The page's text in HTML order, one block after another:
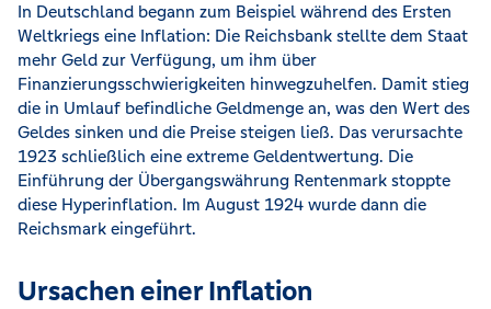
In Deutschland begann zum Beispiel während des Ersten
Weltkriegs eine Inflation: Die Reichsbank stellte dem Staat
mehr Geld zur Verfügung, um ihm über
Finanzierungsschwierigkeiten hinwegzuhelfen. Damit stieg
die in Umlauf befindliche Geldmenge an, was den Wert des
Geldes sinken und die Preise steigen ließ. Das verursachte
1923 schließlich eine extreme Geldentwertung. Die
Einführung der Übergangswährung Rentenmark stoppte
diese Hyperinflation. Im August 1924 wurde dann die
Reichsmark eingeführt.
Ursachen einer Inflation